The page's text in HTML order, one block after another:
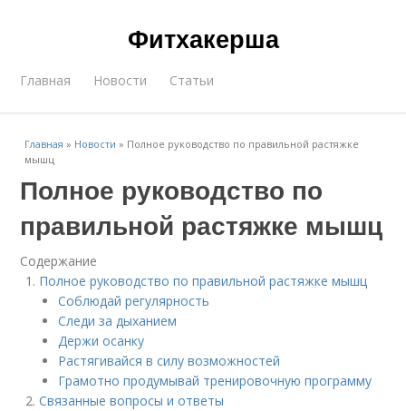
Фитхакерша
Главная Новости Статьи
Главная » Новости » Полное руководство по правильной растяжке
мышц
Полное руководство по
правильной растяжке мышц
Содержание
Полное руководство по правильной растяжке мышц
Соблюдай регулярность
Следи за дыханием
Держи осанку
Растягивайся в силу возможностей
Грамотно продумывай тренировочную программу
Связанные вопросы и ответы